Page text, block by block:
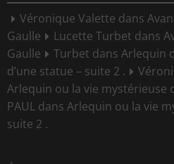
Véronique Valette dans
Gaulle
Lucette Turbet dans
Gaulle
Turbet dans Arlequin
d’une statue – suite 2 .
Arlequin ou la vie mystérieuse
PAUL dans Arlequin ou la vie
suite 2 .